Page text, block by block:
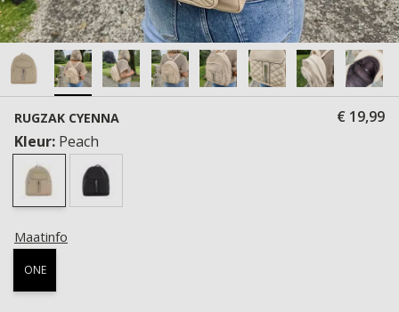
RUGZAK CYENNA
€ 19,99
Kleur: Peach
Maatinfo
ONE